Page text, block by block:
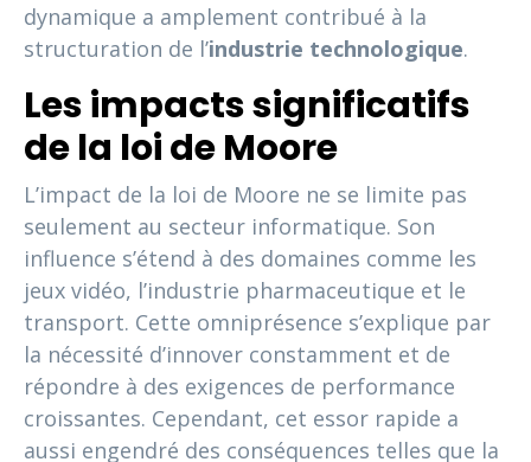
dynamique a amplement contribué à la
structuration de l’industrie technologique.
Les impacts significatifs
de la loi de Moore
L’impact de la loi de Moore ne se limite pas
seulement au secteur informatique. Son
influence s’étend à des domaines comme les
jeux vidéo, l’industrie pharmaceutique et le
transport. Cette omniprésence s’explique par
la nécessité d’innover constamment et de
répondre à des exigences de performance
croissantes. Cependant, cet essor rapide a
aussi engendré des conséquences telles que la